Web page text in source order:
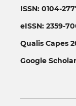
ISSN: 0104-
eISSN: 2359-
Qualis Capes
Google